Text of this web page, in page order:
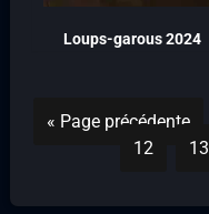
Loups-garous 2024
« Page précédente
12
13